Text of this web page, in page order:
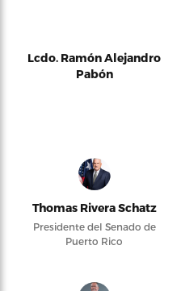
Lcdo. Ramón Alejandro
Pabón
Thomas Rivera Schatz
Presidente del Senado de
Puerto Rico